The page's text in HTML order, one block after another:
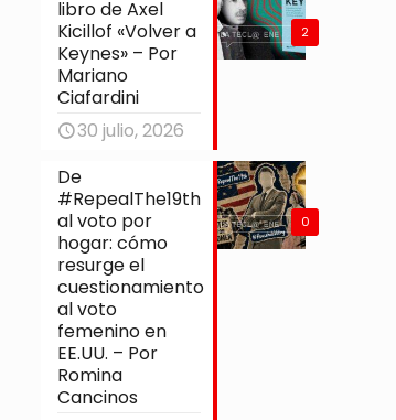
2
libro de Axel
Kicillof «Volver a
Keynes» – Por
Mariano
Ciafardini
30 julio, 2026
0
De
#RepealThe19th
al voto por
hogar: cómo
resurge el
cuestionamiento
al voto
femenino en
EE.UU. – Por
Romina
Cancinos